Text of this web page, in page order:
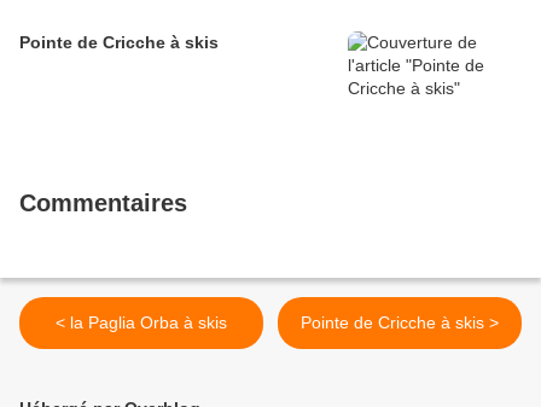
Pointe de Cricche à skis
Commentaires
< la Paglia Orba à skis Pointe de Cricche à skis >